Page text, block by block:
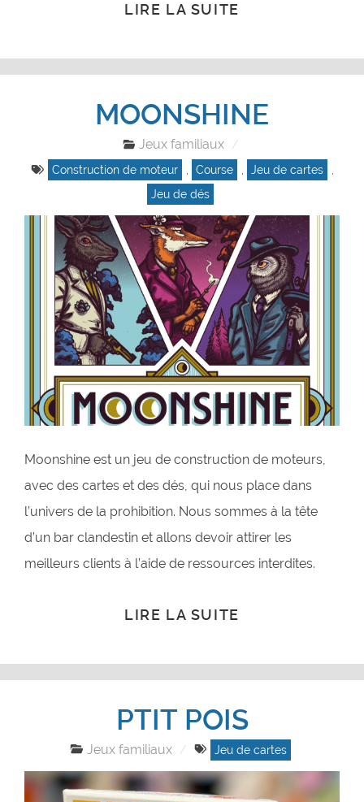
LIRE LA SUITE
MOONSHINE
Jeux familiaux
Construction de moteur Course Jeu de cartes
Jeu de dés
Moonshine est un jeu de construction de moteurs,
avec des cartes et des dés, qui nous place dans
l’univers de la prohibition. Nous sommes à la tête
d’un bar clandestin et allons devoir attirer les
meilleurs clients à l’aide de ressources interdites.
LIRE LA SUITE
PTIT POIS
Jeux familiaux Jeu de cartes